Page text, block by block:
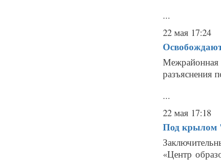
...
22 мая 17:24
разъяснения
...
22 мая 17:18
Под крылом
«Центр